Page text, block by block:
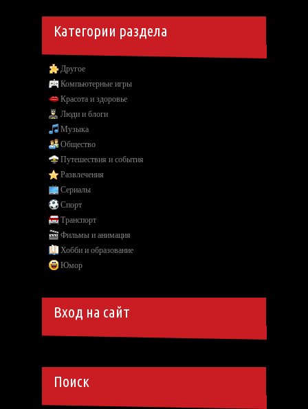
Категории раздела
Другое
Компьютерные игры
Красота и здоровье
Люди и блоги
Музыка
Общество
Путешествия и события
Развлечения
Сериалы
Спорт
Транспорт
Фильмы и анимация
Хобби и образование
Юмор
Вход на сайт
Поиск